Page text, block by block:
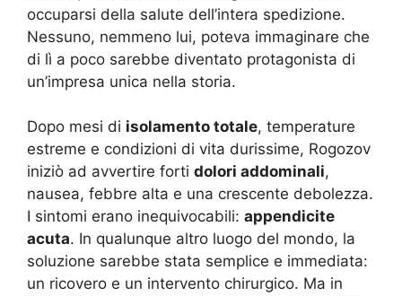
occuparsi della salute dell’intera spedizione.
Nessuno, nemmeno lui, poteva immaginare che
di lì a poco sarebbe diventato protagonista di
un’impresa unica nella storia.
Dopo mesi di isolamento totale, temperature
estreme e condizioni di vita durissime, Rogozov
iniziò ad avvertire forti dolori addominali,
nausea, febbre alta e una crescente debolezza.
I sintomi erano inequivocabili: appendicite
acuta. In qualunque altro luogo del mondo, la
soluzione sarebbe stata semplice e immediata:
un ricovero e un intervento chirurgico. Ma in